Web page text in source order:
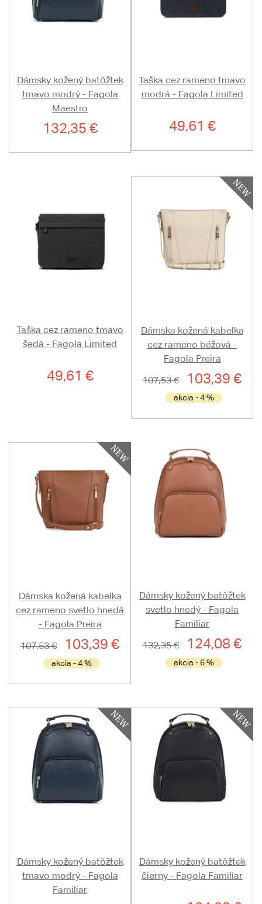
Dámsky kožený batôžtek
tmavo modrý - Fagola
Maestro
132,35 €
Taška cez rameno tmavo
modrá - Fagola Limited
49,61 €
Taška cez rameno tmavo
šedá - Fagola Limited
49,61 €
Dámska kožená kabelka
cez rameno béžová -
Fagola Preira
107,53 €
103,39 €
akcia - 4 %
Dámska kožená kabelka
cez rameno svetlo hnedá
- Fagola Preira
107,53 €
103,39 €
akcia - 4 %
Dámsky kožený batôžtek
svetlo hnedý - Fagola
Familiar
132,35 €
124,08 €
akcia - 6 %
Dámsky kožený batôžtek
tmavo modrý - Fagola
Familiar
Dámsky kožený batôžtek
čierny - Fagola Familiar